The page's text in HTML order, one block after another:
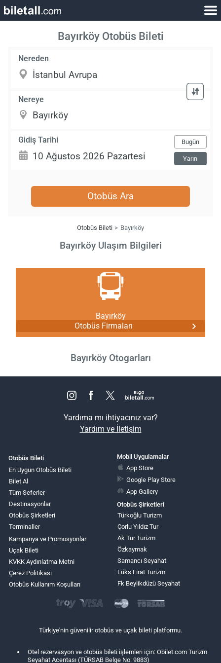
Bayırköy Otobüs Bileti
Nereden
Nereye
Gidiş Tarihi Bugün
Yarın
Otobüs Ara
Otobüs Bileti Bayırköy
Bayırköy Ulaşım Bilgileri
Bayırköy
Otobüs Firmaları
Bayırköy Otogarları
Yardıma mı ihtiyacınız var?
Yardım ve İletişim
Otobüs Bileti
En Uygun Otobüs Bileti
Bilet Al
Tüm Seferler
Destinasyonlar
Otobüs Şirketleri
Terminaller
Kampanya ve Promosyonlar
Uçak Bileti
KVKK Aydınlatma Metni
Çerez Politikası
Otobüs Kullanım Koşulları
Mobil Uygulamalar
App Store
Google Play Store
App Gallery
Otobüs Şirketleri
Türkoğlu Turizm
Çorlu Yıldız Tur
Ak Tur Turizm
Özkaymak
Samancı Seyahat
Lüks Fırat Turizm
Fk Beylikdüzü Seyahat
Türkiye'nin güvenilir otobüs ve uçak bileti platformu.
Otel rezervasyon ve otobüs bileti işlemleri için: Obilet.com Turizm
Seyahat Acentası (TÜRSAB Belge No: 9883)